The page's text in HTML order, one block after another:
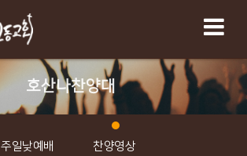
호산나찬양대
주일낮예배 찬양영상